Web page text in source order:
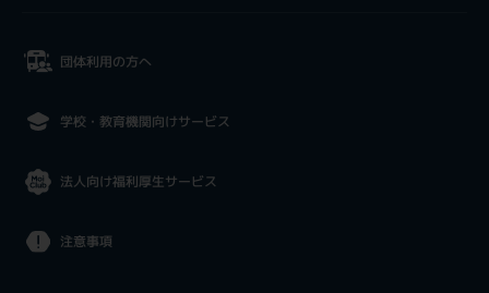
団体利用の方へ
学校・教育機関向けサービス
法人向け福利厚生サービス
注意事項